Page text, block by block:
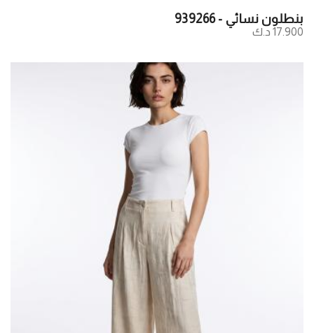
بنطلون نسائي - 939266
17.900 د.ك